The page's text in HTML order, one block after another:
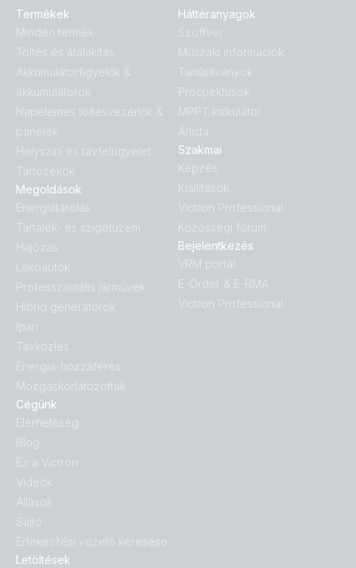
Termékek
Minden termék
Töltés és átalakítás
Akkumulátorfigyelők &
akkumulátorok
Napelemes töltésvezérlők &
panelek
Helyszíni és távfelügyelet
Tartozékok
Letöltések
Megoldások
Energiatárolás
Tartalék- és szigetüzem
Hajózás
Lakóautók
Professzionális járművek
Hibrid generátorok
Ipari
Távközlés
Energia-hozzáférés
Mozgáskorlátozottak
Cégünk
Elérhetőség
Blog
Ez a Victron
Videók
Állások
Sajtó
Értekesítési vezető keresése
Háttéranyagok
Szoftver
Műszaki információk
Tanúsítványok
Prospektusok
MPPT kalkulátor
Árlista
Szakmai
Képzés
Kiállítások
Victron Professional
Közösségi fórum
Bejelentkezés
VRM portál
E-Order & E-RMA
Victron Professional